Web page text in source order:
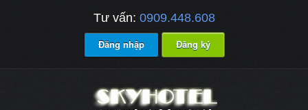
Tư vấn: 0909.448.608
Đăng nhập Đăng ký